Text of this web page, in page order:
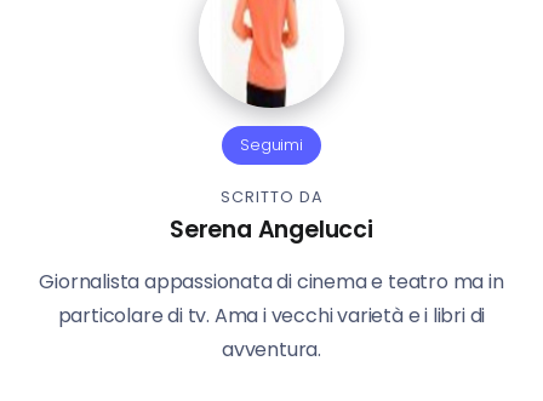
Seguimi
SCRITTO DA
Serena Angelucci
Giornalista appassionata di cinema e teatro ma in
particolare di tv. Ama i vecchi varietà e i libri di
avventura.